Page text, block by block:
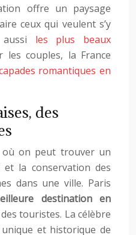
offre un paysage
ceux qui veulent s’y
les plus beaux
les couples, la France
romantiques en
des
où on peut trouver un
la conservation des
dans une ville. Paris
destination en
touristes. La célèbre
et historique de